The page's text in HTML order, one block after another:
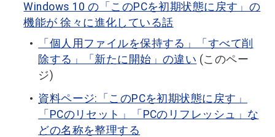
Windows 10 の「このPCを初期状態に戻す」の
機能が 徐々に進化している話
「個人用ファイルを保持する」「すべて削
除する」「新たに開始」の違い (このペー
ジ)
資料ページ:「このPCを初期状態に戻す」
「PCのリセット」「PCのリフレッシュ」な
どの名称を整理する